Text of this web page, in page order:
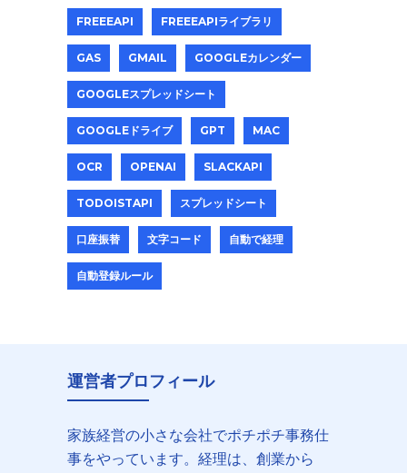
FREEEAPI FREEEAPIライブラリ
GAS GMAIL GOOGLEカレンダー
GOOGLEスプレッドシート
GOOGLEドライブ GPT MAC
OCR OPENAI SLACKAPI
TODOISTAPI スプレッドシート
口座振替 文字コード 自動で経理
自動登録ルール
運営者プロフィール
家族経営の小さな会社でポチポチ事務仕
事をやっています。経理は、創業から